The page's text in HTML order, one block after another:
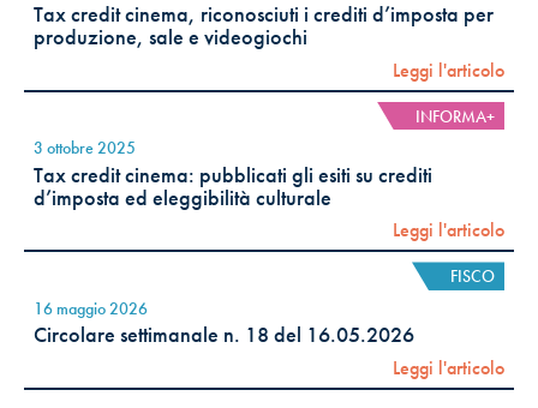
Tax credit cinema, riconosciuti i crediti d’imposta per
produzione, sale e videogiochi
Leggi l'articolo
INFORMA+
3 ottobre 2025
Tax credit cinema: pubblicati gli esiti su crediti
d’imposta ed eleggibilità culturale
Leggi l'articolo
FISCO
16 maggio 2026
Circolare settimanale n. 18 del 16.05.2026
Leggi l'articolo